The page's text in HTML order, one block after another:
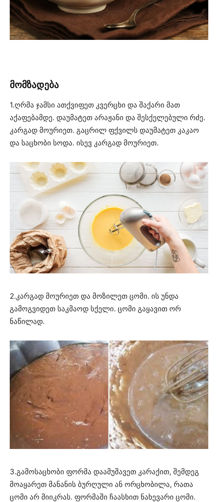
მომზადება
1.ღრმა ჯამსი ათქვიფეთ კვერცხი და შაქარი მათ
აქაფებამდე. დაუმატეთ არაჟანი და შესქელებული რძე.
კარგად მოურიეთ. გაცრილ ფქვილს დაუმატეთ კაკაო
და საცხობი სოდა. ისევ კარგად მოურიეთ.
2.კარგად მოურიეთ და მოზილეთ ცომი. ის უნდა
გამოგვიდეთ საკმაოდ სქელი. ცომი გაყავით ორ
ნაწილად.
3.გამოსაცხობი ფორმა დაამუშავეთ კარაქით, შემდეგ
მოაყარეთ მანანის ბურღული ან ორცხობილა, რათა
ცომი არ მიიკრას. ფორმაში ჩაასხით ნახევარი ცომი.